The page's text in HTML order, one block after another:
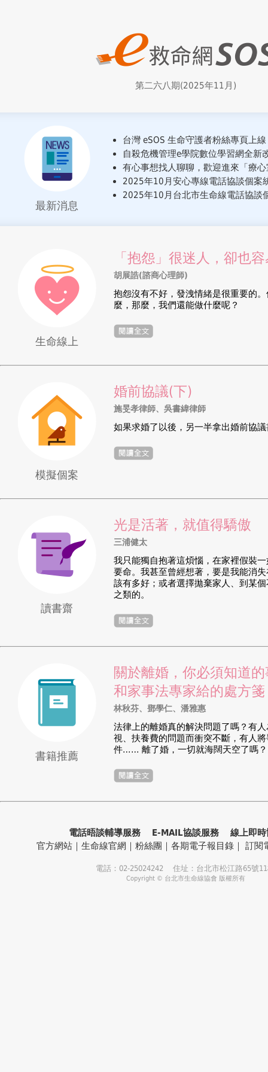
第二六八期(2025年11月)
最新消息
台灣 eSOS 生命守護者粉絲專頁上線
自殺危機管理e學院數位學習網全新
有心事想找人聊聊，歡迎進來「療
2025年10月安心專線電話協談個案
2025年10月台北市生命線電話協談
生命線上
「抱怨」很迷人，卻也
胡展誥(諮商心理師)
抱怨沒有不好，發洩情緒是很重要的
麼，那麼，我們還能做什麼呢？
模擬個案
婚前協議(下)
施旻孝律師、吳書緯律師
如果求婚了以後，另一半拿出婚前協
讀書齋
光是活著，就值得驕傲
三浦健太
我只能獨自抱著這煩惱，在家裡假裝
要命。我甚至曾經想著，要是我能消
該有多好；或者選擇拋棄家人、到某
之類的。
書籍推薦
關於離婚，你必須知道
和家事法專家給的處方箋
林秋芬、鄧學仁、潘雅惠
法律上的離婚真的解決問題了嗎？有
視、扶養費的問題而衝突不斷，有人
件…… 離了婚，一切就海闊天空了嗎？
電話晤談輔導服務 E-MAIL協談服務
線上即
官方網站｜ 生命線官網 ｜ 粉絲團 ｜ 各期電子報目錄｜ 訂閱
電話：02-25024242 住址：台北市松江路65號
Copyright © 台北市生命線協會 版權所有